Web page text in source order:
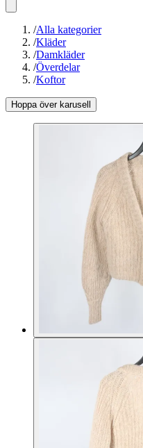
/Alla kategorier
/Kläder
/Damkläder
/Överdelar
/Koftor
Hoppa över karusell